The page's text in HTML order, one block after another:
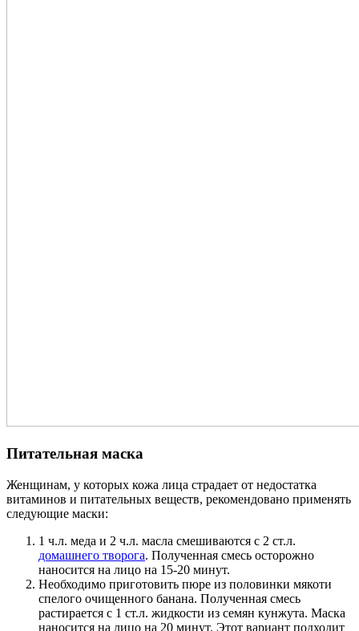
Питательная маска
Женщинам, у которых кожа лица страдает от недостатка
витаминов и питательных веществ, рекомендовано применять
следующие маски:
1 ч.л. меда и 2 ч.л. масла смешиваются с 2 ст.л.
домашнего творога. Полученная смесь осторожно
наносится на лицо на 15-20 минут.
Необходимо приготовить пюре из половинки мякоти
спелого очищенного банана. Полученная смесь
растирается с 1 ст.л. жидкости из семян кунжута. Маска
наносится на лицо на 20 минут. Этот вариант подходит